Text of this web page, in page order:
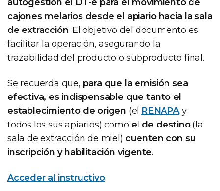
autogestión el DT-e para el movimiento de
cajones melarios desde el apiario hacia la sala
de extracción. El objetivo del documento es
facilitar la operación, asegurando la
trazabilidad del producto o subproducto final.
Se recuerda que, para que la emisión sea
efectiva, es indispensable que tanto el
establecimiento de origen (el RENAPAy
todos los sus apiarios) como el de destino(la
sala de extracción de miel) cuenten con su
inscripción y habilitación vigente.
Acceder al instructivo.